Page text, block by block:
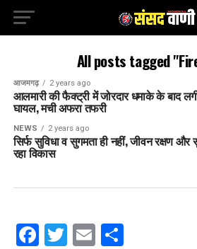
All posts tagged
आजमगढ़ 2 years ago
आलमारी की फैक्ट्री में जोरदार धमाके के बाद
घायल, मची अफरा तफरी
NEWS 2 years ago
सिर्फ सुविधा व सुगमता ही नहीं, जीवन रक्षण और
रहा विकास
Facebook
Twitter
EmailShare